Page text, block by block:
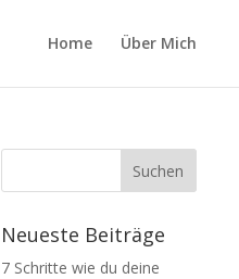
Home Über Mich
Neueste Beiträge
7 Schritte wie du deine